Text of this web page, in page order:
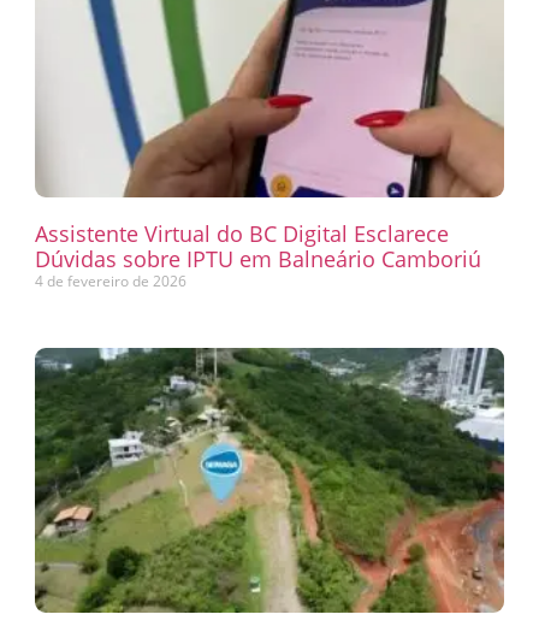
Assistente Virtual do BC Digital Esclarece
Dúvidas sobre IPTU em Balneário Camboriú
4 de fevereiro de 2026